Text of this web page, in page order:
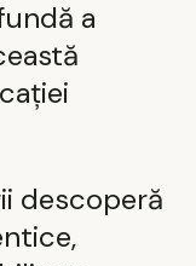
a
descoperă